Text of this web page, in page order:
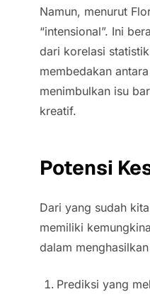
Namun, menurut
“intensional”. Ini
dari korelasi
membedakan
menimbulkan isu
kreatif.
Potensi
Dari yang sudah
memiliki
dalam
Prediksi yang